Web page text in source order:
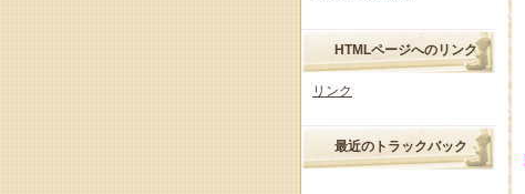
HTMLページへのリンク
リンク
最近のトラックバック